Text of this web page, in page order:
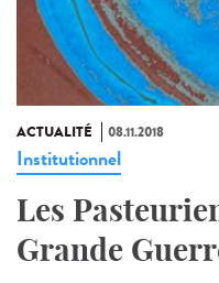
ACTUALITÉ 08.11.2018
Institutionnel
Les
Grande